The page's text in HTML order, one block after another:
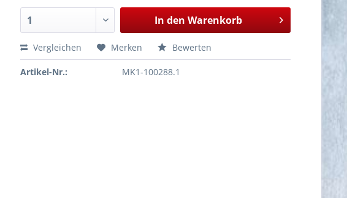
In den Warenkorb
Vergleichen Merken Bewerten
Artikel-Nr.: MK1-100288.1